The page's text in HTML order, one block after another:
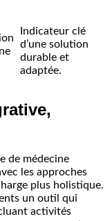
Indicateur clé
d’une solution
durable et
adaptée.
de médecine
les approches
plus holistique.
un outil qui
activités